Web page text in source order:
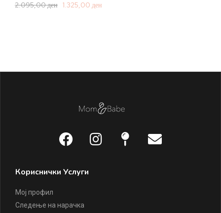
2.095,00ден 1.325,00 ден
Кориснички Услуги
Мој профил
Следење на нарачка